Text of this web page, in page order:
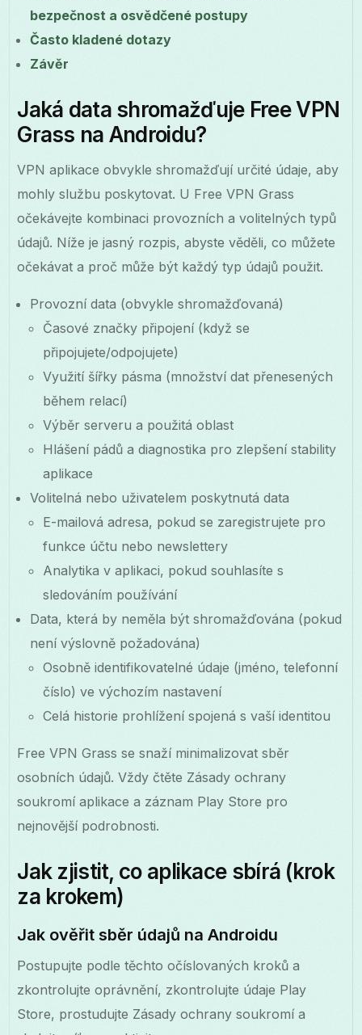
bezpečnost a osvědčené postupy
Často kladené dotazy
Závěr
Jaká data shromažďuje Free VPN
Grass na Androidu?
VPN aplikace obvykle shromažďují určité údaje, aby
mohly službu poskytovat. U Free VPN Grass
očekávejte kombinaci provozních a volitelných typů
údajů. Níže je jasný rozpis, abyste věděli, co můžete
očekávat a proč může být každý typ údajů použit.
Provozní data (obvykle shromažďovaná)
Časové značky připojení (když se
připojujete/odpojujete)
Využití šířky pásma (množství dat přenesených
během relací)
Výběr serveru a použitá oblast
Hlášení pádů a diagnostika pro zlepšení stability
aplikace
Volitelná nebo uživatelem poskytnutá data
E-mailová adresa, pokud se zaregistrujete pro
funkce účtu nebo newslettery
Analytika v aplikaci, pokud souhlasíte s
sledováním používání
Data, která by neměla být shromažďována (pokud
není výslovně požadována)
Osobně identifikovatelné údaje (jméno, telefonní
číslo) ve výchozím nastavení
Celá historie prohlížení spojená s vaší identitou
Free VPN Grass se snaží minimalizovat sběr
osobních údajů. Vždy čtěte Zásady ochrany
soukromí aplikace a záznam Play Store pro
nejnovější podrobnosti.
Jak zjistit, co aplikace sbírá (krok
za krokem)
Jak ověřit sběr údajů na Androidu
Postupujte podle těchto očíslovaných kroků a
zkontrolujte oprávnění, zkontrolujte údaje Play
Store, prostudujte Zásady ochrany soukromí a